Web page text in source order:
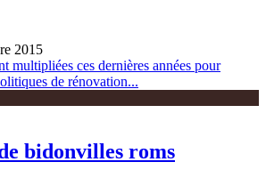
2015
multipliées ces dernières années pour
de rénovation...
bidonvilles roms